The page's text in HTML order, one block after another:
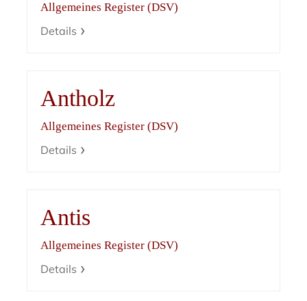
Allgemeines Register (DSV)
Details
Antholz
Allgemeines Register (DSV)
Details
Antis
Allgemeines Register (DSV)
Details